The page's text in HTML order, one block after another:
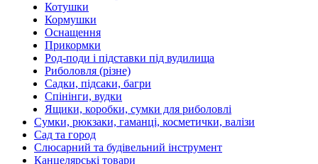
Котушки
Кормушки
Оснащення
Прикормки
Род-поди і підставки під вудилища
Риболовля (різне)
Садки, підсаки, багри
Спінінги, вудки
Ящики, коробки, сумки для риболовлі
Сумки, рюкзаки, гаманці, косметички, валізи
Сад та город
Слюсарний та будівельний інструмент
Канцелярські товари